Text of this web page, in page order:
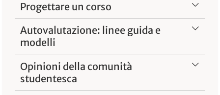
Progettare un corso
Autovalutazione: linee guida e
modelli
Opinioni della comunità
studentesca